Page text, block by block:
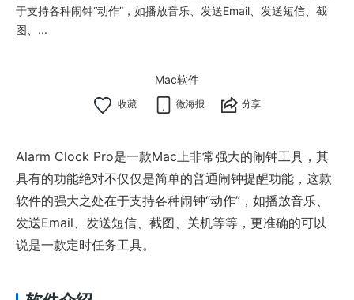
于支持各种闹钟“动作”，如播放音乐、发送Email、发送短信、截
图、...
Mac软件
微海报 分享
Alarm Clock Pro是一款Mac上非常强大的闹钟工具，其
具有的功能绝对不仅仅是简单的普通闹钟提醒功能，这款
软件的强大之处在于支持各种闹钟“动作”，如播放音乐、
发送Email、发送短信、截图、关机等等，更准确的可以
说是一款定时任务工具。